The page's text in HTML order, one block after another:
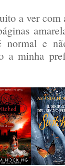
a ver
normal e
a minha